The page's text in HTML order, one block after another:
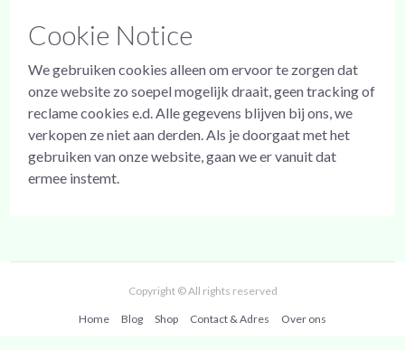
Cookie Notice
We gebruiken cookies alleen om ervoor te zorgen dat
onze website zo soepel mogelijk draait, geen tracking of
reclame cookies e.d. Alle gegevens blijven bij ons, we
verkopen ze niet aan derden. Als je doorgaat met het
gebruiken van onze website, gaan we er vanuit dat
ermee instemt.
Copyright © All rights reserved
Home Blog Shop Contact & Adres Over ons